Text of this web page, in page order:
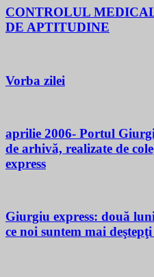
CONTROLUL
DE APTITUDINE
Vorba zilei
aprilie 2006- Portul
de arhivă, realizate de
express
Giurgiu express: două
ce noi suntem mai